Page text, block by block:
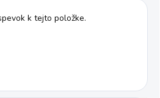
k tejto položke.